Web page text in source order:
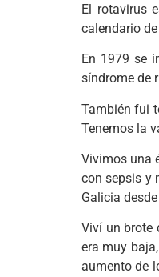
El rotavirus
calendario
En 1979 se
síndrome de
También fui
Tenemos la
Vivimos una
con sepsis y
Galicia
Viví un brote
era muy
aumento de